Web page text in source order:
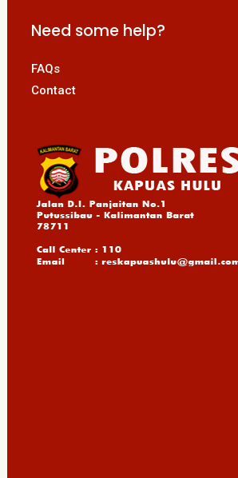
Need some help?
FAQs
Contact